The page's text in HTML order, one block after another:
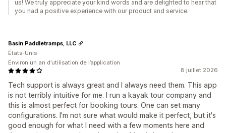
us! We truly appreciate your kind words and are delighted to hear that
you had a positive experience with our product and service.
8 juillet 2026
Tech support is always great and I always need them. This app
is not terribly intuitive for me. I run a kayak tour company and
this is almost perfect for booking tours. One can set many
configurations. I'm not sure what would make it perfect, but it's
good enough for what I need with a few moments here and
Basin Paddletramps, LLC
États-Unis
Environ un an d’utilisation de l’application